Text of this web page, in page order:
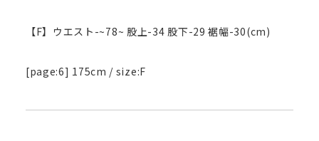
【F】ウエスト-~78~ 股上-34 股下-29 裾幅-30(cm)
[page:6] 175cm / size:F